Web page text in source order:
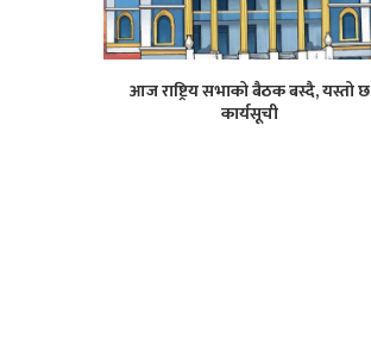
आज राष्ट्रिय सभाको बैठक बस्दै, यस्तो छ
कार्यसूची